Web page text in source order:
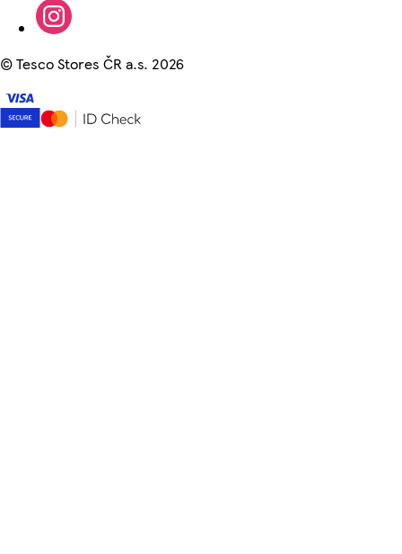
©Tesco Stores ČR a.s. 2026